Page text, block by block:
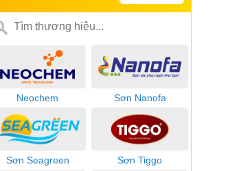
Neochem Sơn Nanofa
Sơn Seagreen Sơn Tiggo